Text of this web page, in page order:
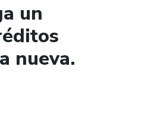
un
nueva.